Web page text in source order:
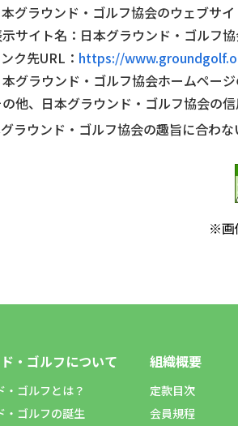
グラウンド・ゴルフ協会のウェブサ
サイト名：日本グラウンド・ゴルフ
ク先URL： https://
グラウンド・ゴルフ協会ホームペー
他、日本グラウンド・ゴルフ協会の
ラウンド・ゴルフ協会の趣旨に合わ
※画
・ゴルフについて
・ゴルフとは？
・ゴルフの誕生
組織概要
定款目次
会員規程